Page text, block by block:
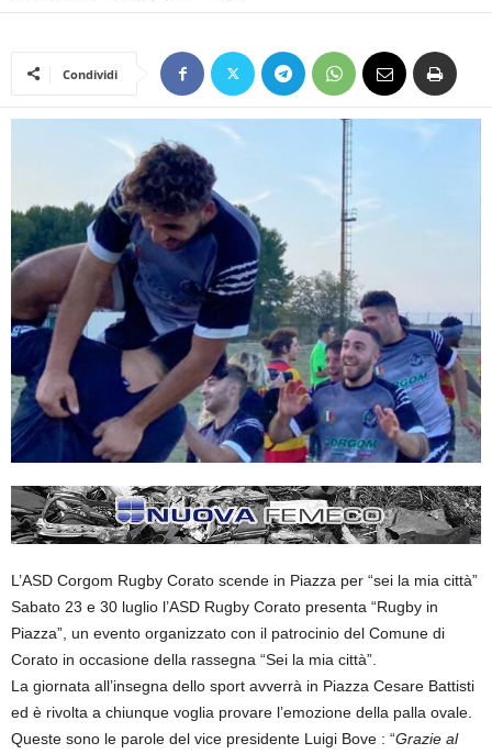
Condividi
L’ASD Corgom Rugby Corato scende in Piazza per “sei la mia città”
Sabato 23 e 30 luglio l’ASD Rugby Corato presenta “Rugby in
Piazza”, un evento organizzato con il patrocinio del Comune di
Corato in occasione della rassegna “Sei la mia città”.
La giornata all’insegna dello sport avverrà in Piazza Cesare Battisti
ed è rivolta a chiunque voglia provare l’emozione della palla ovale.
Queste sono le parole del vice presidente Luigi Bove : “Grazie al